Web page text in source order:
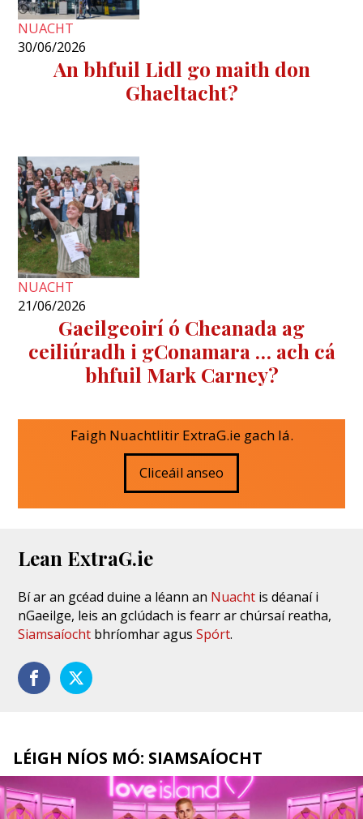
NUACHT
30/06/2026
An bhfuil Lidl go maith don
Ghaeltacht?
NUACHT
21/06/2026
Gaeilgeoirí ó Cheanada ag
ceiliúradh i gConamara … ach cá
bhfuil Mark Carney?
Faigh Nuachtlitir ExtraG.ie gach lá.
Cliceáil anseo
Lean ExtraG.ie
Bí ar an gcéad duine a léann an Nuacht is déanaí i
nGaeilge, leis an gclúdach is fearr ar chúrsaí reatha,
Siamsaíocht bhríomhar agusSpórt.
LÉIGH NÍOS MÓ: SIAMSAÍOCHT